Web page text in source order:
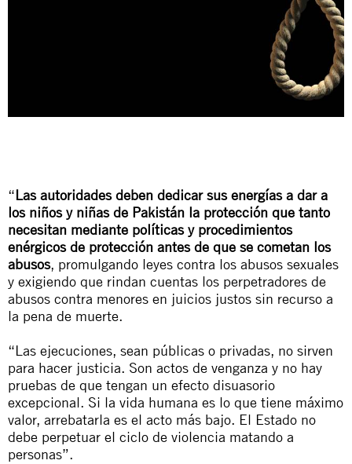
“Las autoridades deben dedicar sus energías a dar a
los niños y niñas de Pakistán la protección que tanto
necesitan mediante políticas y procedimientos
enérgicos de protección antes de que se cometan los
abusos, promulgando leyes contra los abusos sexuales
y exigiendo que rindan cuentas los perpetradores de
abusos contra menores en juicios justos sin recurso a
la pena de muerte.
“Las ejecuciones, sean públicas o privadas, no sirven
para hacer justicia. Son actos de venganza y no hay
pruebas de que tengan un efecto disuasorio
excepcional. Si la vida humana es lo que tiene máximo
valor, arrebatarla es el acto más bajo. El Estado no
debe perpetuar el ciclo de violencia matando a
personas”.